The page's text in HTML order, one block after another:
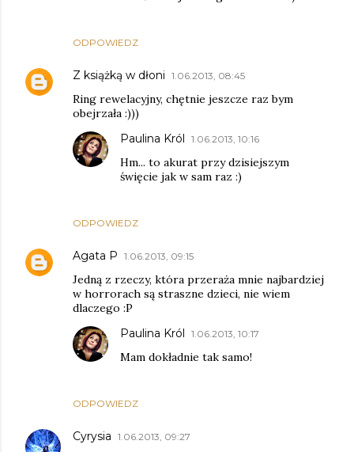
ODPOWIEDZ
Z książką w dłoni 1.06.2013, 08:45
Ring rewelacyjny, chętnie jeszcze raz bym
obejrzała :)))
ODPOWIEDZ
Paulina Król 1.06.2013, 10:16
Hm... to akurat przy dzisiejszym
święcie jak w sam raz :)
Agata P 1.06.2013, 09:15
Jedną z rzeczy, która przeraża mnie najbardziej
w horrorach są straszne dzieci, nie wiem
dlaczego :P
ODPOWIEDZ
Paulina Król 1.06.2013, 10:17
Mam dokładnie tak samo!
Cyrysia 1.06.2013, 09:27